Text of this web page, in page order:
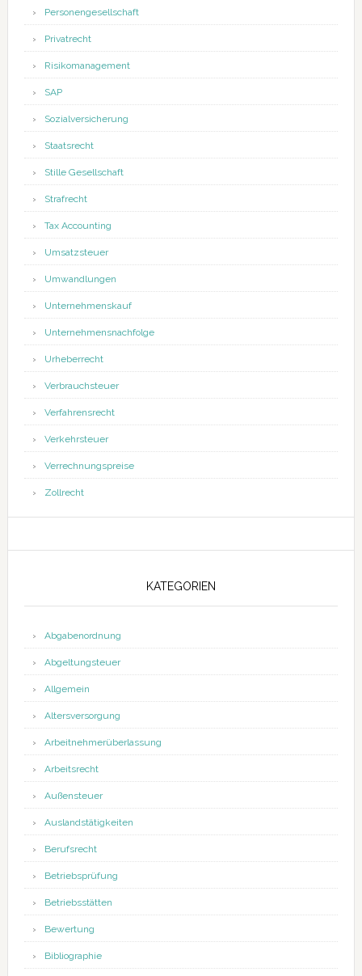
Personengesellschaft
Privatrecht
Risikomanagement
SAP
Sozialversicherung
Staatsrecht
Stille Gesellschaft
Strafrecht
Tax Accounting
Umsatzsteuer
Umwandlungen
Unternehmenskauf
Unternehmensnachfolge
Urheberrecht
Verbrauchsteuer
Verfahrensrecht
Verkehrsteuer
Verrechnungspreise
Zollrecht
KATEGORIEN
Abgabenordnung
Abgeltungsteuer
Allgemein
Altersversorgung
Arbeitnehmerüberlassung
Arbeitsrecht
Außensteuer
Auslandstätigkeiten
Berufsrecht
Betriebsprüfung
Betriebsstätten
Bewertung
Bibliographie